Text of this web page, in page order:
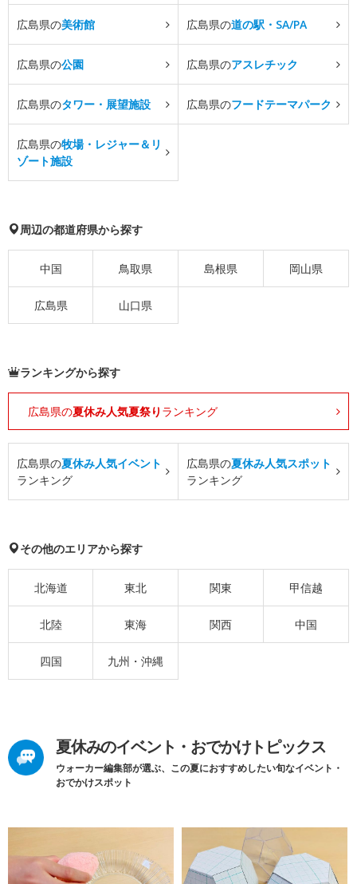
広島県の美術館 広島県の道の駅・SA/PA
広島県の公園 広島県のアスレチック
広島県のタワー・展望施設 広島県のフードテーマパーク
広島県の牧場・レジャー＆リ
ゾート施設
周辺の都道府県から探す
中国 鳥取県 島根県 岡山県
広島県 山口県
ランキングから探す
広島県の夏休み人気夏祭り ランキング
広島県の夏休み人気イベント
ランキング
広島県の夏休み人気スポット
ランキング
その他のエリアから探す
北海道 東北 関東 甲信越
北陸 東海 関西 中国
四国 九州・沖縄
夏休みのイベント・おでかけトピックス
ウォーカー編集部が選ぶ、この夏におすすめしたい旬なイベント・
おでかけスポット